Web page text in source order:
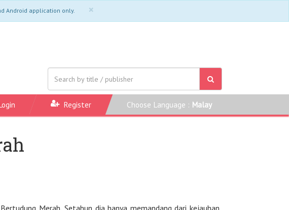
Android application only. ×
Register Choose Language : Malay
Merah. Setahun dia hanya memandang dari kejauhan